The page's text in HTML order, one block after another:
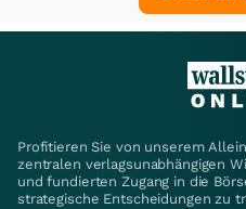
Profitieren Sie von unserem
zentralen verlagsunabhängigen
und fundierten Zugang in die
strategische Entscheidungen zu